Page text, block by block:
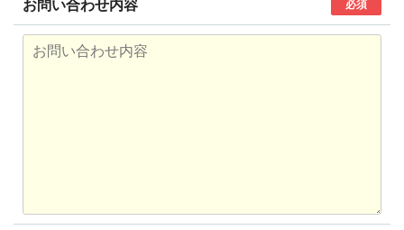
お問い合わせ内容 必須